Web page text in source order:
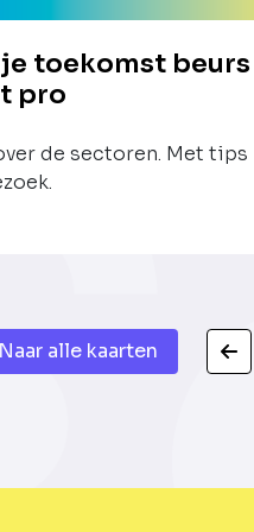
toekomst beurs
pro
de sectoren. Met tips
Naar alle kaarten